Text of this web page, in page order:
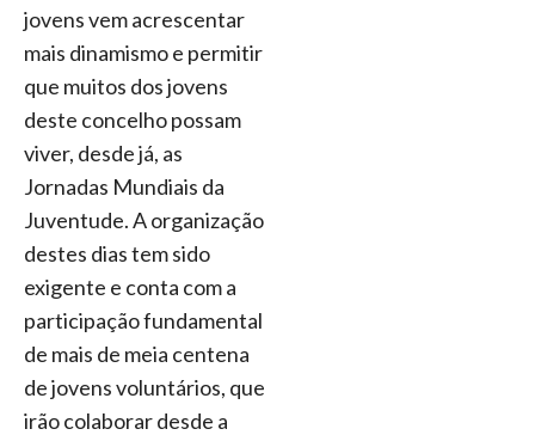
jovens vem acrescentar
mais dinamismo e permitir
que muitos dos jovens
deste concelho possam
viver, desde já, as
Jornadas Mundiais da
Juventude. A organização
destes dias tem sido
exigente e conta com a
participação fundamental
de mais de meia centena
de jovens voluntários, que
irão colaborar desde a